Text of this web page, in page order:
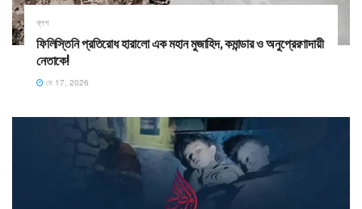
ব্লগ
ফিলিস্তিনি প্রতিরোধ হারালো এক মহান মুজাহিদ, কমান্ডার ও অনুপ্রেরণাদায়ী
নেতাকে!
মে 17, 2026